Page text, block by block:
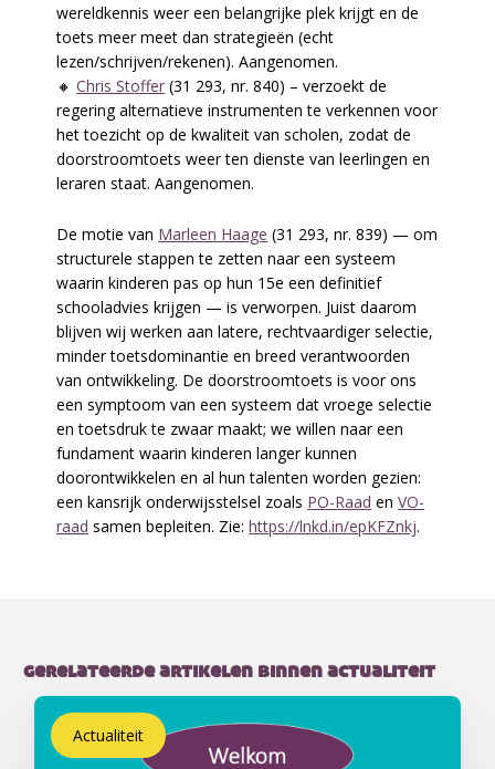
wereldkennis weer een belangrijke plek krijgt en de
toets meer meet dan strategieën (echt
lezen/schrijven/rekenen). Aangenomen.
🔸Chris Stoffer (31 293, nr. 840) – verzoekt de
regering alternatieve instrumenten te verkennen voor
het toezicht op de kwaliteit van scholen, zodat de
doorstroomtoets weer ten dienste van leerlingen en
leraren staat. Aangenomen.
De motie van Marleen Haage (31 293, nr. 839) — om
structurele stappen te zetten naar een systeem
waarin kinderen pas op hun 15e een definitief
schooladvies krijgen — is verworpen. Juist daarom
blijven wij werken aan latere, rechtvaardiger selectie,
minder toetsdominantie en breed verantwoorden
van ontwikkeling. De doorstroomtoets is voor ons
een symptoom van een systeem dat vroege selectie
en toetsdruk te zwaar maakt; we willen naar een
fundament waarin kinderen langer kunnen
doorontwikkelen en al hun talenten worden gezien:
een kansrijk onderwijsstelsel zoals PO-Raad enVO-
raad samen bepleiten. Zie:https://lnkd.in/epKFZnkj.
gerelateerde artikelen binnen actualiteit
Actualiteit